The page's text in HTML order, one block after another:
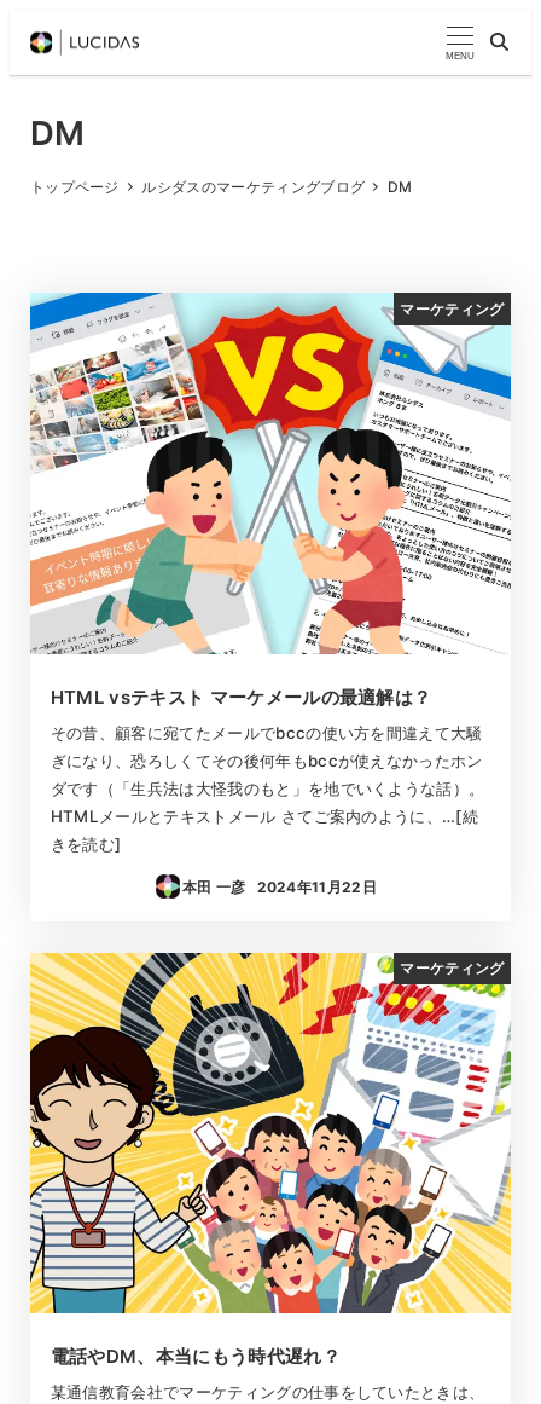
MENU
DM
トップページ ルシダスのマーケティングブログ DM
マーケティング
HTML vsテキスト マーケメールの最適解は？
その昔、顧客に宛てたメールでbccの使い方を間違えて大騒
ぎになり、恐ろしくてその後何年もbccが使えなかったホン
ダです（「生兵法は大怪我のもと」を地でいくような話）。
HTMLメールとテキストメール さてご案内のように、…[続
きを読む]
本田 一彦
投稿日
2024年11月22日
マーケティング
電話やDM、本当にもう時代遅れ？
某通信教育会社でマーケティングの仕事をしていたときは、